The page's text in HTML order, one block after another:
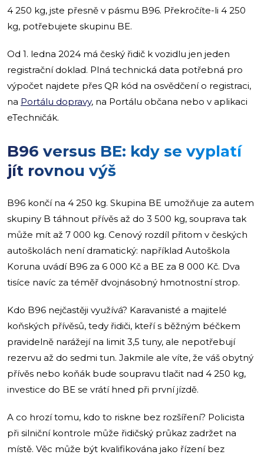
4 250 kg, jste přesně v pásmu B96. Překročíte-li 4 250
kg, potřebujete skupinu BE.
Od 1. ledna 2024 má český řidič k vozidlu jen jeden
registrační doklad. Plná technická data potřebná pro
výpočet najdete přes QR kód na osvědčení o registraci,
na Portálu dopravy, na Portálu občana nebo v aplikaci
eTechničák.
B96 versus BE: kdy se vyplatí
jít rovnou výš
B96 končí na 4 250 kg. Skupina BE umožňuje za autem
skupiny B táhnout přívěs až do 3 500 kg, souprava tak
může mít až 7 000 kg. Cenový rozdíl přitom v českých
autoškolách není dramatický: například Autoškola
Koruna uvádí B96 za 6 000 Kč a BE za 8 000 Kč. Dva
tisíce navíc za téměř dvojnásobný hmotnostní strop.
Kdo B96 nejčastěji využívá? Karavanisté a majitelé
koňských přívěsů, tedy řidiči, kteří s běžným béčkem
pravidelně narážejí na limit 3,5 tuny, ale nepotřebují
rezervu až do sedmi tun. Jakmile ale víte, že váš obytný
přívěs nebo koňák bude soupravu tlačit nad 4 250 kg,
investice do BE se vrátí hned při první jízdě.
A co hrozí tomu, kdo to riskne bez rozšíření? Policista
při silniční kontrole může řidičský průkaz zadržet na
místě. Věc může být kvalifikována jako řízení bez